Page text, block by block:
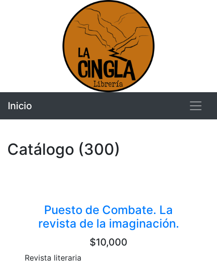
Inicio
Catálogo (300)
Puesto de Combate. La
revista de la imaginación.
$10,000
Revista literaria